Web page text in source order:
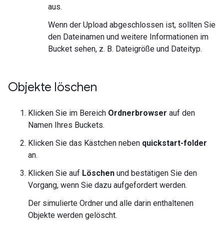
aus.
Wenn der Upload abgeschlossen ist, sollten Sie
den Dateinamen und weitere Informationen im
Bucket sehen, z. B. Dateigröße und Dateityp.
Objekte löschen
Klicken Sie im Bereich Ordnerbrowser auf den
Namen Ihres Buckets.
Klicken Sie das Kästchen neben quickstart-folder
an.
Klicken Sie auf Löschen und bestätigen Sie den
Vorgang, wenn Sie dazu aufgefordert werden.
Der simulierte Ordner und alle darin enthaltenen
Objekte werden gelöscht.